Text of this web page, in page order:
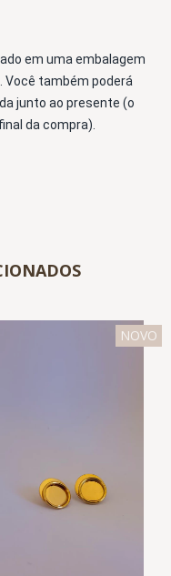
em uma embalagem
Você também poderá
junto ao presente (o
da compra).
NOVO